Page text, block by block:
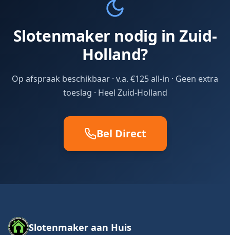
Slotenmaker nodig in Zuid-
Holland?
Op afspraak beschikbaar · v.a. €125 all-in · Geen extra
toeslag · Heel Zuid-Holland
Bel Direct
Slotenmaker aan Huis